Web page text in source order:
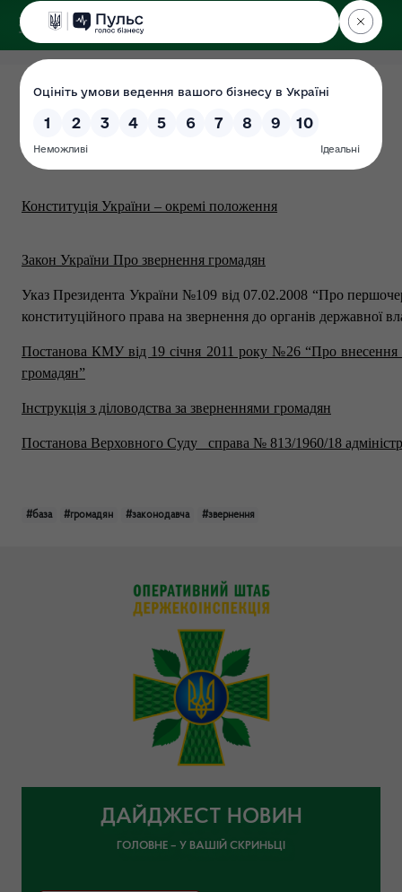
ДЕРЖЕКОІНСПЕКЦІЯ
у Хмельницькій області
Законодавча база
Конституція України – окремі положення
Закон України Про звернення громадян
Указ Президента України №109 від 07.02.2008 “Про
конституційного права на звернення до органів державної
Постанова КМУ від 19 січня 2011 року №26 “Про внесення
громадян”
Інструкція з діловодства за зверненнями громадян
Постанова Верховного Суду справа № 813/1960/18
#база #громадян #законодавча #звернення
ДАЙДЖЕСТ НОВИН
ГОЛОВНЕ – У ВАШІЙ СКРИНЬЦІ